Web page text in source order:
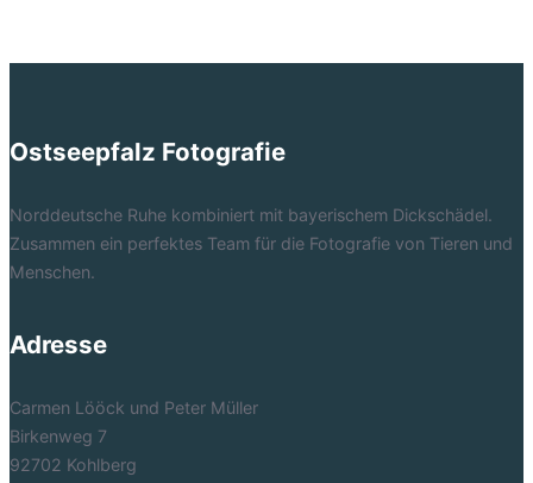
Ostseepfalz Fotografie
Norddeutsche Ruhe kombiniert mit bayerischem Dickschädel.
Zusammen ein perfektes Team für die Fotografie von Tieren und
Menschen.
Adresse
Carmen Lööck und Peter Müller
Birkenweg 7
92702 Kohlberg